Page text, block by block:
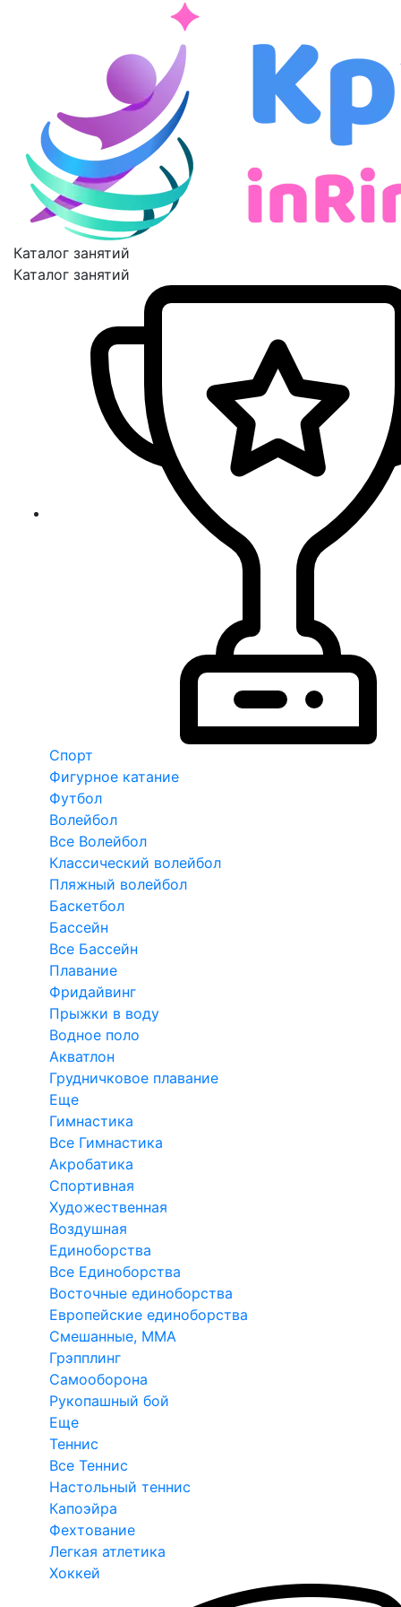
Каталог занятий
Каталог занятий
Спорт
Фигурное катание
Футбол
Волейбол
Все Волейбол
Классический волейбол
Пляжный волейбол
Баскетбол
Бассейн
Все Бассейн
Плавание
Фридайвинг
Прыжки в воду
Водное поло
Акватлон
Грудничковое плавание
Еще
Гимнастика
Все Гимнастика
Акробатика
Спортивная
Художественная
Воздушная
Единоборства
Все Единоборства
Восточные единоборства
Европейские единоборства
Смешанные, ММА
Грэпплинг
Самооборона
Рукопашный бой
Еще
Теннис
Все Теннис
Настольный теннис
Капоэйра
Фехтование
Легкая атлетика
Хоккей